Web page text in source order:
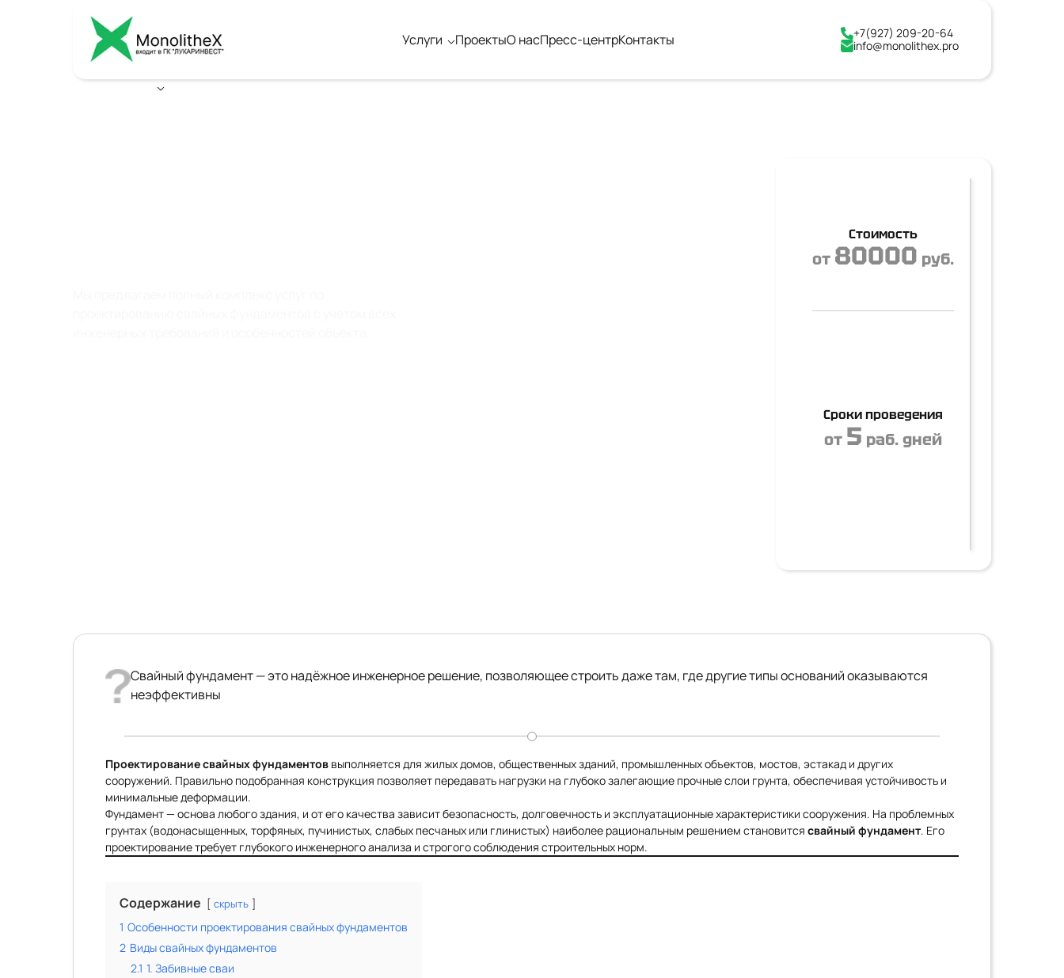
Услуги ПроектыО насПресс-центрКонтакты
+7(927) 209-20-64
info@monolithex.pro
Стоимость
от 80000 руб.
Сроки проведения
от 5 раб. дней
Свайный фундамент — это надёжное инженерное решение, позволяющее строить даже там, где другие типы оснований оказываются
неэффективны
Проектирование свайных фундаментов выполняется для жилых домов, общественных зданий, промышленных объектов, мостов, эстакад и других
сооружений. Правильно подобранная конструкция позволяет передавать нагрузки на глубоко залегающие прочные слои грунта, обеспечивая устойчивость и
минимальные деформации.
Фундамент — основа любого здания, и от его качества зависит безопасность, долговечность и эксплуатационные характеристики сооружения. На проблемных
грунтах (водонасыщенных, торфяных, пучинистых, слабых песчаных или глинистых) наиболее рациональным решением становится свайный фундамент. Его
проектирование требует глубокого инженерного анализа и строгого соблюдения строительных норм.
Содержание скрыть
1 Особенности проектирования свайных фундаментов
2 Виды свайных фундаментов
2.1 1. Забивные сваи